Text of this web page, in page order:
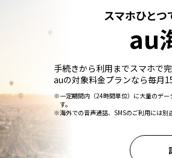
スマホひと
au
手続きから利用までスマホで
auの対象料金プランなら毎月
※一定期間内（24時間単位）に大量のデ
す。
※海外での音声通話、SMSのご利用には別